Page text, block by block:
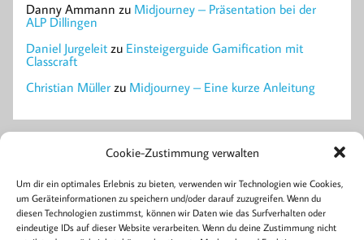
Cookie-Zustimmung verwalten
Um dir ein optimales Erlebnis zu bieten, verwenden wir Technologien wie Cookies,
um Geräteinformationen zu speichern und/oder darauf zuzugreifen. Wenn du
diesen Technologien zustimmst, können wir Daten wie das Surfverhalten oder
eindeutige IDs auf dieser Website verarbeiten. Wenn du deine Zustimmung nicht
Danny Ammann zu Midjourney – Präsentation bei der
ALP Dillingen
Daniel Jurgeleit zu Einsteigerguide Gamification mit
Classcraft
Christian Müller zu Midjourney – Eine kurze Anleitung
Archiv
April 2023